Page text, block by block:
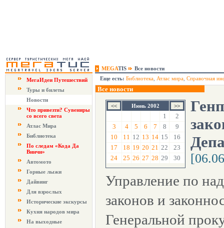
MEGATIS
Все новости
МегаИдеи Путешествий
Туры и билеты
Новости
Что привезти? Сувениры
со всего света
Атлас Мира
Библиотека
По следам «Кода Да
Винчи»
Автомото
Горные лыжи
Дайвинг
Для взрослых
Исторические экскурсы
Кухня народов мира
На выходные
Еще есть: Библиотека Атлас мира Справочная
Все новости
Июнь 2002
1
2
3
4 5 6 7 8
9
10
11 12 13 14 15
16
17
18 19 20 21 22
23
24
25 26 27 28 29 30
Управление по
законов и
Генеральной